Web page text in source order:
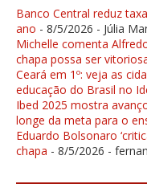
Banco Central reduz
ano - 8/5/2026 - Júlia
Michelle comenta
chapa possa ser
Ceará em 1º: veja as
educação do Brasil no
Ibed 2025 mostra
longe da meta para o
Eduardo Bolsonaro
chapa - 8/5/2026 -